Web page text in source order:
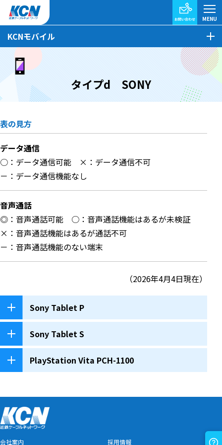
タイプd SONY
KCNモバイル
表の見方
データ通信
○：データ通信可能
×：データ通信不可
－：データ通信機能なし
音声通話
◎：音声通話可能 ○：音声通話機能はあるが未検証
×：音声通話機能はあるが通話不可
－：音声通話機能のない端末
（2026年4月4日現在）
Sony Tablet P
Sony Tablet S
PlayStation Vita PCH-1100
会社案内 採用情報